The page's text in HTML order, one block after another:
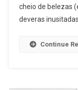
cheio de belezas
deveras
Continue